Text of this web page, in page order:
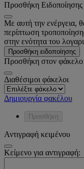
Προσθήκη Ειδοποίησης
Με αυτή την ενέργεια,
περίπτωση
στην ενότητα του
Προσθήκη ειδοποίησης
Προσθήκη στον φάκελο
Διαθέσιμοι φάκελοι
Δημιουργία φακέλου
Προσθήκη
Αντιγραφή κειμένου
Κείμενο για αντιγραφή: